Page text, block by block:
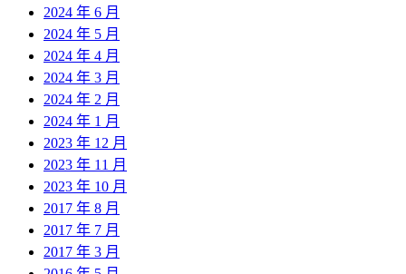
2024 年 6 月
2024 年 5 月
2024 年 4 月
2024 年 3 月
2024 年 2 月
2024 年 1 月
2023 年 12 月
2023 年 11 月
2023 年 10 月
2017 年 8 月
2017 年 7 月
2017 年 3 月